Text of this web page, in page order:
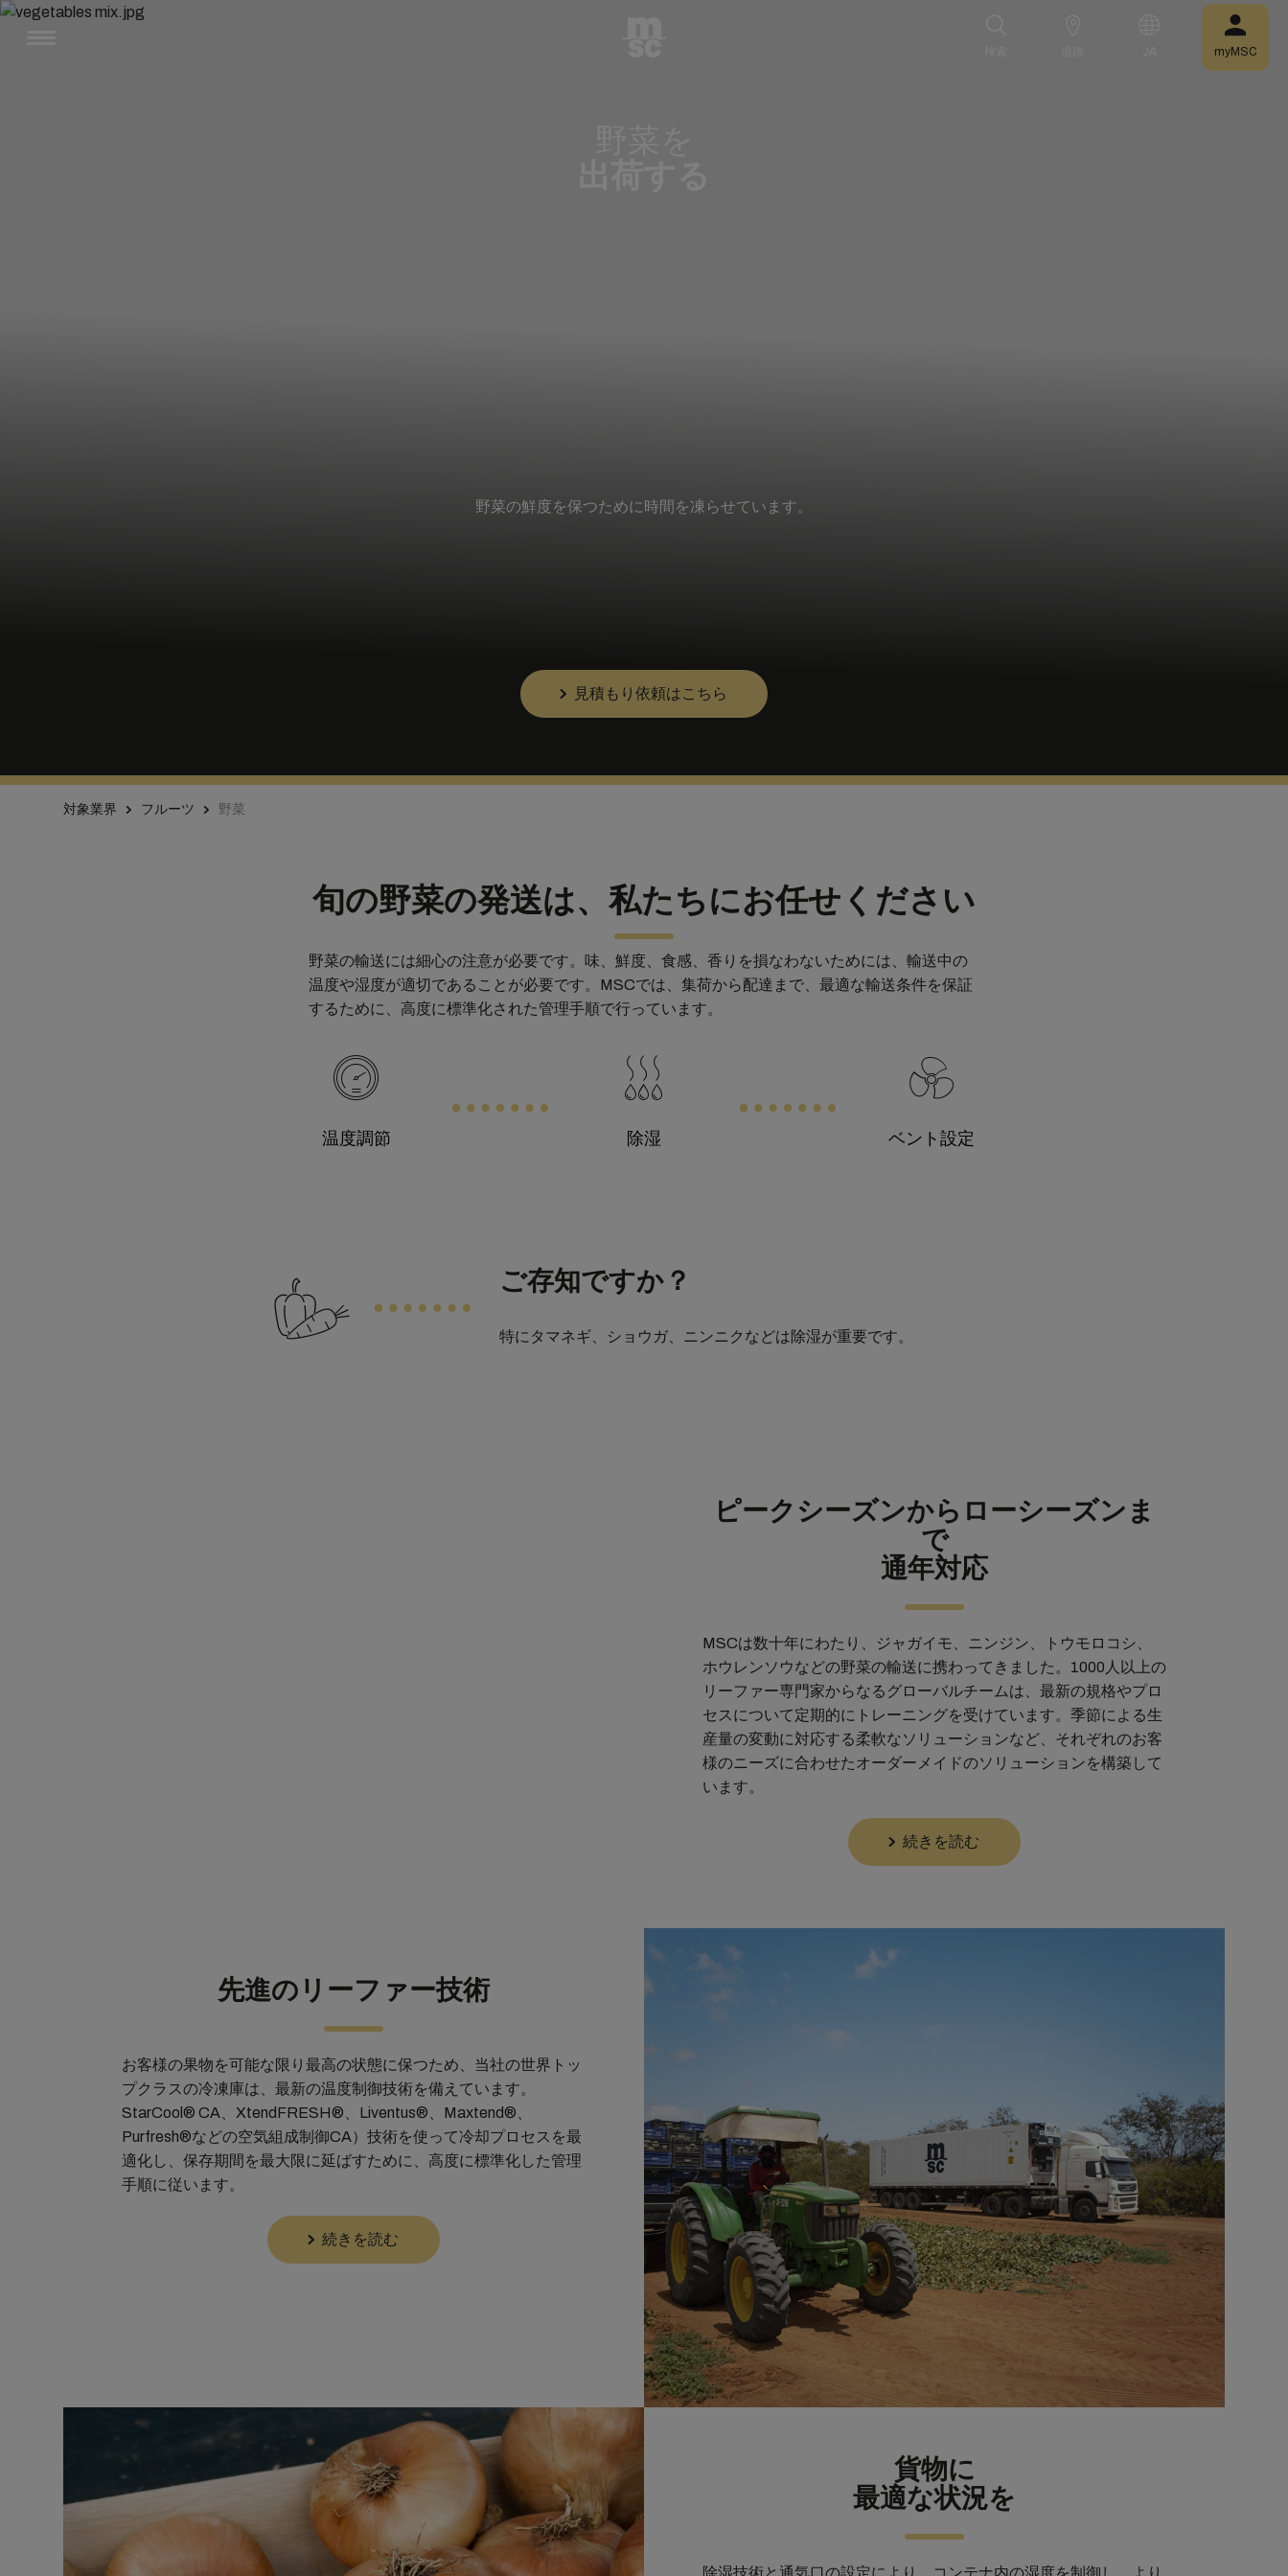
myMSC
野菜の鮮度を保つために時間を凍らせています。
見積もり依頼はこちら
対象業界 フルーツ 野菜
旬の野菜の発送は、私たちにお任せください
野菜の輸送には細心の注意が必要です。味、鮮度、食感、香りを損なわないためには、輸送中の
温度や湿度が適切であることが必要です。MSCでは、集荷から配達まで、最適な輸送条件を保証
するために、高度に標準化された管理手順で行っています。
温度調節 除湿 ベント設定
ご存知ですか？
特にタマネギ、ショウガ、ニンニクなどは除湿が重要です。
ピークシーズンからローシーズンま
で
通年対応
MSCは数十年にわたり、ジャガイモ、ニンジン、トウモロコシ、
ホウレンソウなどの野菜の輸送に携わってきました。1000人以上の
リーファー専門家からなるグローバルチームは、最新の規格やプロ
セスについて定期的にトレーニングを受けています。季節による生
産量の変動に対応する柔軟なソリューションなど、それぞれのお客
様のニーズに合わせたオーダーメイドのソリューションを構築して
います。
続きを読む
先進のリーファー技術
お客様の果物を可能な限り最高の状態に保つため、当社の世界トッ
プクラスの冷凍庫は、最新の温度制御技術を備えています。
StarCool® CA、XtendFRESH®、Liventus®、Maxtend®、
Purfresh®などの空気組成制御CA）技術を使って冷却プロセスを最
適化し、保存期間を最大限に延ばすために、高度に標準化した管理
手順に従います。
続きを読む
貨物に
最適な状況を